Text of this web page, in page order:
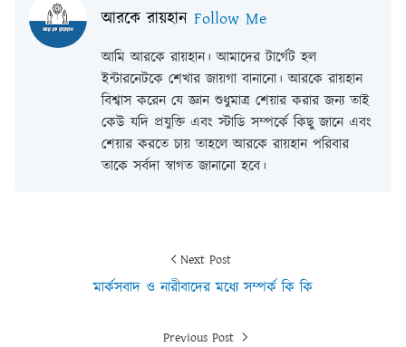
আরকে রায়হান Follow Me
আমি আরকে রায়হান। আমাদের টার্গেট হল
ইন্টারনেটকে শেখার জায়গা বানানো। আরকে রায়হান
বিশ্বাস করেন যে জ্ঞান শুধুমাত্র শেয়ার করার জন্য তাই
কেউ যদি প্রযুক্তি এবং স্টাডি সম্পর্কে কিছু জানে এবং
শেয়ার করতে চায় তাহলে আরকে রায়হান পরিবার
তাকে সর্বদা স্বাগত জানানো হবে।
Next Post
মার্কসবাদ ও নারীবাদের মধ্যে সম্পর্ক কি কি
Previous Post